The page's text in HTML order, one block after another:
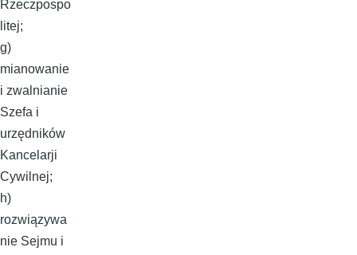
Rzeczpospo
litej;
g)
mianowanie
i zwalnianie
Szefa i
urzędników
Kancelarji
Cywilnej;
h)
rozwiązywa
nie Sejmu i